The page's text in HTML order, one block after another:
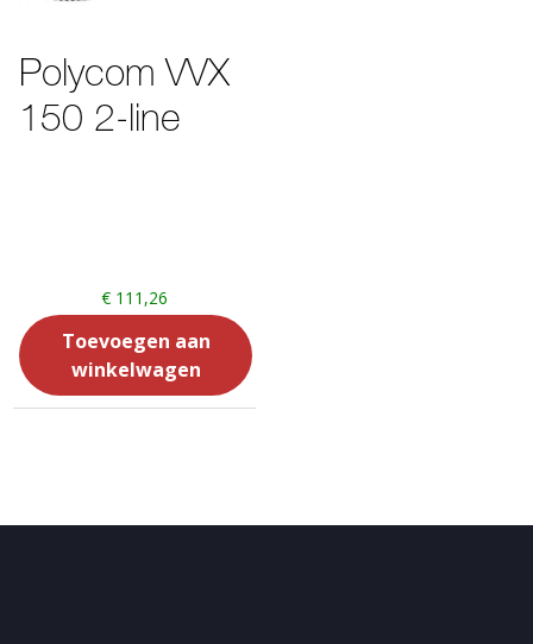
Polycom VVX
150 2-line
€ 111,26
Toevoegen aan
winkelwagen